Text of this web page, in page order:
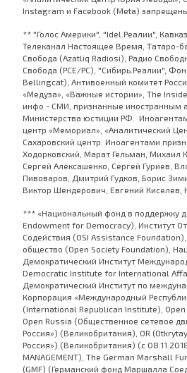
Instagram и Facebook (Metа)
** "Голос Америки", "Idel.Реалии",
Телеканал Настоящее Время, Татаро-
Свобода (Azatliq Radiosi), Радио
Свобода (PCE/PC), "Сибирь.Реалии",
Bellingcat), Антивоенный комитет
«Медуза», «Важные истории», The
инфо - СМИ, признанные иностранным
Министерства юстиции РФ.
центр «Мемориал», «Аналитический
Сахаровский центр. Иноагентами
Ходорковский, Марат Гельман, Михаил
Сергей Алексашенко, Сергей Гуриев,
Пивоваров, Дмитрий Гудков, Борис
Виктор Шендерович, Евгений Киселев,
*** «Национальный фонд в поддержку
Endowment for Democracy), Институт
Содействия (OSI Assistance
общество (Open Society Foundation),
Демократический Институт
Democratic Institute for International
Демократический Институт по
Корпорация «Международный
(International Republican Institute), Open
Open Russia (Общественное сетевое
Россия») (Великобритания), OR
Россия») (Великобритания) (с 08.11.2018
MANAGEMENT), The German Marshall
(GMF) (Германский фонд Маршалла